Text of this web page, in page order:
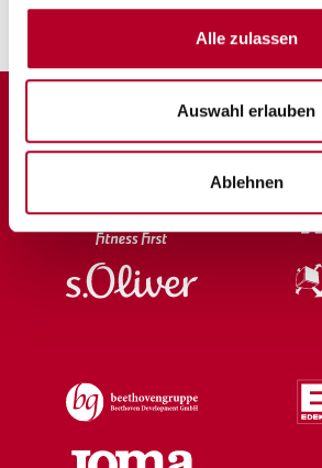
Alle zulassen
Auswahl erlauben
Ablehnen